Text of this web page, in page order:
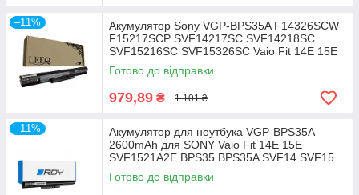
–11%
Акумулятор Sony VGP-BPS35A F14326SCW
F15217SCP SVF14217SC SVF14218SC
SVF15216SC SVF15326SC Vaio Fit 14E 15E
Готово до відправки
979,89 ₴ 1 101 ₴
–11%
Акумулятор для ноутбука VGP-BPS35A
2600mAh для SONY Vaio Fit 14E 15E
SVF1521A2E BPS35 BPS35A SVF14 SVF15
Готово до відправки